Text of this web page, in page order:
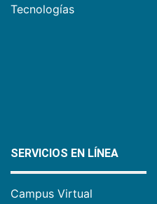
Tecnologías
SERVICIOS EN LÍNEA
Campus Virtual